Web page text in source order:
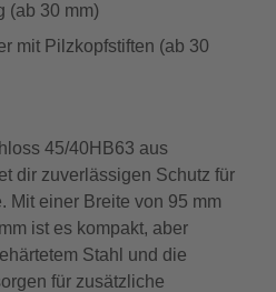
(ab 30 mm)
mit Pilzkopfstiften (ab 30
45/40HB63 aus
dir zuverlässigen Schutz für
Mit einer Breite von 95 mm
ist es kompakt, aber
Stahl und die
für zusätzliche